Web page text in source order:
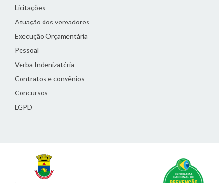
Licitações
Atuação dos vereadores
Execução Orçamentária
Pessoal
Verba Indenizatória
Contratos e convênios
Concursos
LGPD